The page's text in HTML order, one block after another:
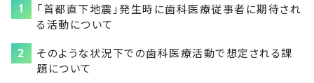
「首都直下地震」発生時に歯科医療従事者に期待され
る活動について
そのような状況下での歯科医療活動で想定される課
題について